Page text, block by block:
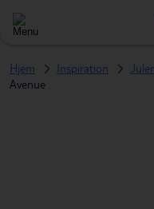
Hjem Inspiration
Avenue